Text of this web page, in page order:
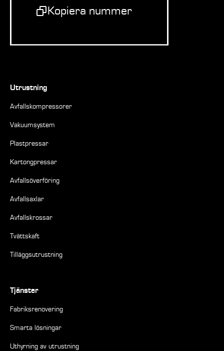
Kopiera nummer
Utrustning
Avfallskompressorer
Vakuumsystem
Plastpressar
Kartongpressar
Avfallsöverföring
Avfallsaxlar
Avfallskrossar
Tvättskaft
Tilläggsutrustning
Tjänster
Fabriksrenovering
Smarta lösningar
Uthyrning av utrustning